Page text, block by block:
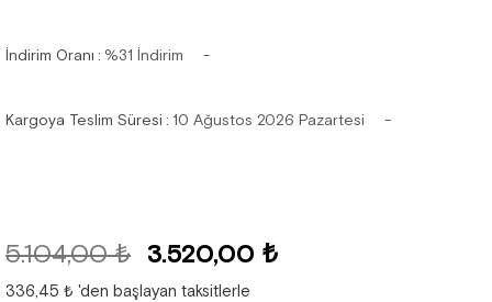
İndirim Oranı : %31 İndirim
Kargoya Teslim Süresi : 10 Ağustos 2026 Pazartesi
5.104,00 ₺ 3.520,00 ₺
336,45 ₺ 'den başlayan taksitlerle